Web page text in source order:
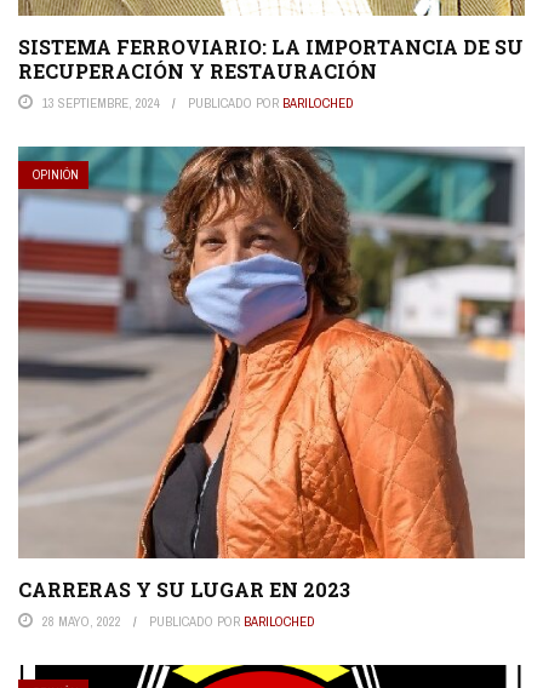
SISTEMA FERROVIARIO: LA IMPORTANCIA DE SU
RECUPERACIÓN Y RESTAURACIÓN
13 SEPTIEMBRE, 2024 PUBLICADO POR BARILOCHED
OPINIÓN
CARRERAS Y SU LUGAR EN 2023
28 MAYO, 2022 PUBLICADO POR BARILOCHED